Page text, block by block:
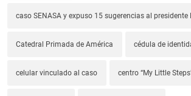
caso SENASA y expuso 15 sugerencias al presidente
Catedral Primada de América cédula de
celular vinculado al caso centro “My Little